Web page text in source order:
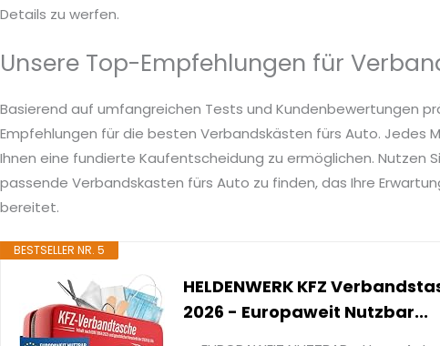
Details zu werfen.
Unsere Top-Empfehlungen für
Basierend auf umfangreichen Tests und Kundenbewertungen
Empfehlungen für die besten Verbandskästen fürs Auto. Jedes
Ihnen eine fundierte Kaufentscheidung zu ermöglichen. Nutzen
passende Verbandskasten fürs Auto zu finden, das Ihre
bereitet.
BESTSELLER NR. 5
HELDENWERK KFZ
2026 - Europaweit Nutzbar...